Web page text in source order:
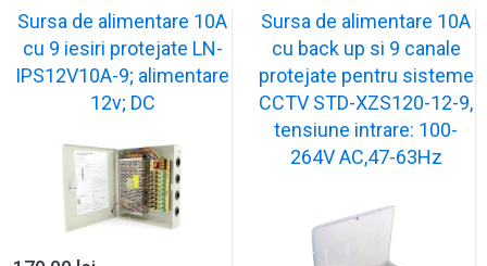
Sursa de alimentare 10A
cu 9 iesiri protejate LN-
IPS12V10A-9; alimentare
12v; DC
Sursa de alimentare 10A
cu back up si 9 canale
protejate pentru sisteme
CCTV STD-XZS120-12-9,
tensiune intrare: 100-
264V AC,47-63Hz